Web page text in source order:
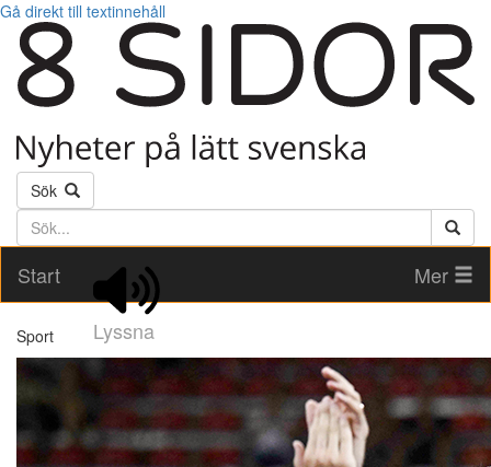
Gå direkt till textinnehåll
Sök
Söktext
Start
Lyssna
Mer
Sport